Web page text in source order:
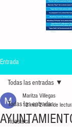
Entrada
Todas las entradas
Huasteca
Todas las entradas
Maritza Villegas
12 mar2 min de